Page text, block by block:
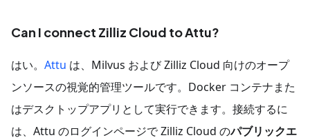
Can I connect Zilliz Cloud to Attu?
はい。 Attu は、Milvus および Zilliz Cloud 向けのオープ
ンソースの視覚的管理ツールです。Docker コンテナまた
はデスクトップアプリとして実行できます。接続するに
は、Attu のログインページで Zilliz Cloud のパブリックエ